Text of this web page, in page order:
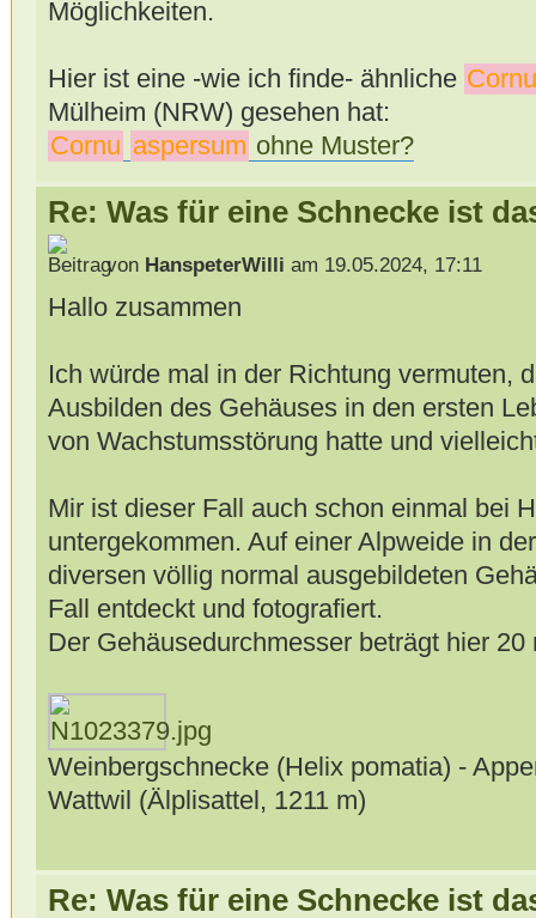
Möglichkeiten.
Hier ist eine -wie ich finde- ähnliche Cornu
Mülheim (NRW) gesehen hat:
Cornu aspersum ohne Muster?
Re: Was für eine Schnecke ist
von HanspeterWilli am 19.05.2024, 17:11
Hallo zusammen
Ich würde mal in der Richtung vermuten,
Ausbilden des Gehäuses in den ersten
von Wachstumsstörung hatte und
Mir ist dieser Fall auch schon einmal bei
untergekommen. Auf einer Alpweide in
diversen völlig normal ausgebildeten
Fall entdeckt und fotografiert.
Der Gehäusedurchmesser beträgt hier 20
Weinbergschnecke (Helix pomatia) -
Wattwil (Älplisattel, 1211 m)
Re: Was für eine Schnecke ist